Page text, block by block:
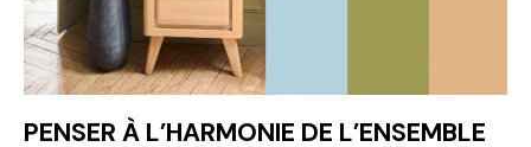
PENSER À L’HARMONIE DE L’ENSEMBLE